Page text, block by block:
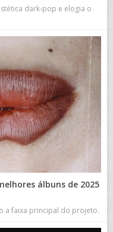
dark-pop e elogia o
álbuns de 2025
a faixa principal do projeto.